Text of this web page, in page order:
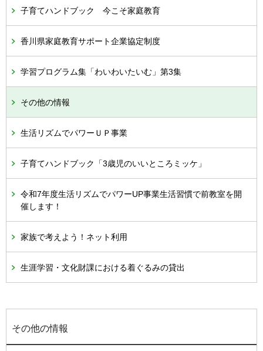
子育てハンドブック 今こそ家庭教育
香川県家庭教育サポート企業協定制度
学習プログラム集「わいわいたいむ」第3集
その他の情報
生活リズムでパワーＵＰ事業
子育てハンドブック「3歳児のいいところミッケ」
令和7年度生活リズムでパワーUP事業生活習慣で前教室を開
催します！
家族で考えよう！ネット利用
生涯学習・文化財課における着ぐるみの貸出
その他の情報